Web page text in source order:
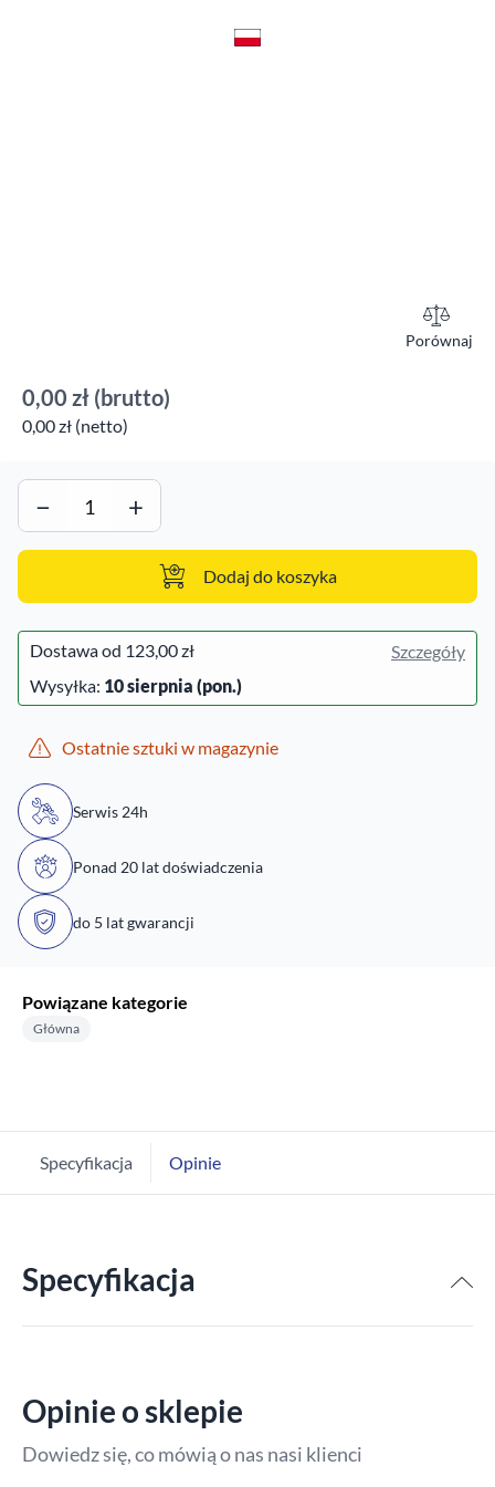
Porównaj
0,00 zł (brutto)
0,00 zł (netto)
− +
Dodaj do koszyka
Dostawa od 123,00 zł
Szczegóły
Wysyłka: 10 sierpnia (pon.)
Ostatnie sztuki w magazynie
Serwis 24h
Ponad 20 lat doświadczenia
do 5 lat gwarancji
Powiązane kategorie
Główna
Specyfikacja Opinie
Specyfikacja
Opinie o sklepie
Dowiedz się, co mówią o nas nasi klienci